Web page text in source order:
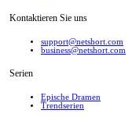
Kontaktieren Sie uns
support@netshort.com
business@netshort.com
Serien
Epische Dramen
Trendserien